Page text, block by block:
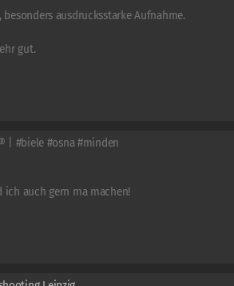
besonders ausdrucksstarke Aufnahme.
gut.
| #biele #osna #minden
ich auch gern ma machen!